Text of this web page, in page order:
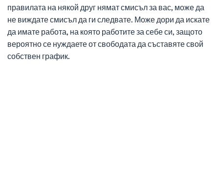
правилата на някой друг нямат смисъл за вас, може да
не виждате смисъл да ги следвате. Може дори да искате
да имате работа, на която работите за себе си, защото
вероятно се нуждаете от свободата да съставяте свой
собствен график.